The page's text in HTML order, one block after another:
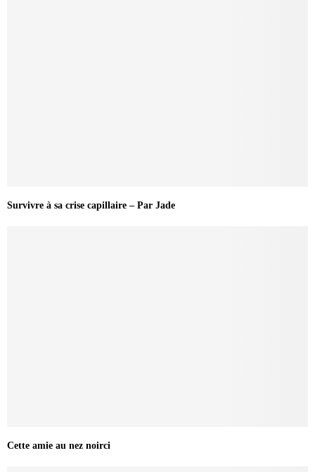
Survivre à sa crise capillaire – Par Jade
Cette amie au nez noirci